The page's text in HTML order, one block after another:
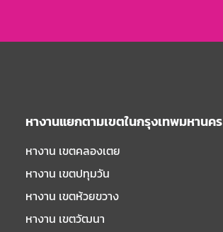
หางานแยกตามเขตในกรุงเทพมหานคร
หางาน เขตคลองเตย
หางาน เขตปทุมวัน
หางาน เขตห้วยขวาง
หางาน เขตวัฒนา